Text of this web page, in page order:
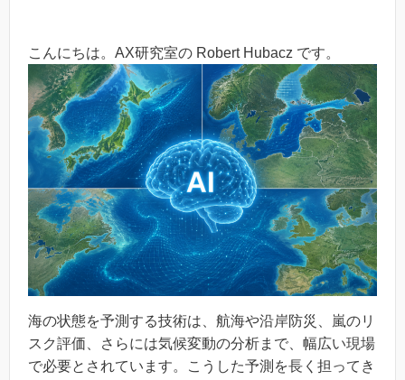
こんにちは。AX研究室の Robert Hubacz です。
海の状態を予測する技術は、航海や沿岸防災、嵐のリ
スク評価、さらには気候変動の分析まで、幅広い現場
で必要とされています。こうした予測を長く担ってき